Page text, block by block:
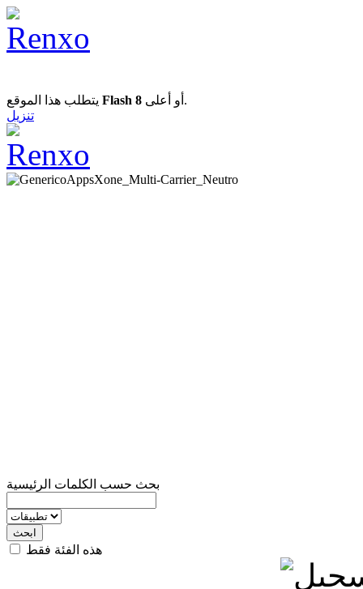
Flash 8
أو أعلى.
تنزيل
بحث حسب الكلمات الرئيسية
هذه الفئة فقط